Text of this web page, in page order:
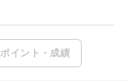
ポイント・成績